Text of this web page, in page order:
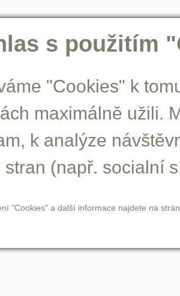
s použitím
"Cookies" k
maximálně užili.
k analýze
stran (např. socialní
"Cookies" a další informace najdete na